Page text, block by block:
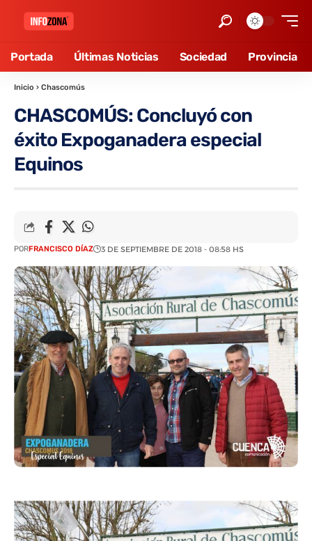
Portada Últimas Noticias Sociedad Provincia
Inicio › Chascomús
CHASCOMÚS: Concluyó con
éxito Expoganadera especial
Equinos
PORFRANCISCO DÍAZ 3 DE SEPTIEMBRE DE 2018 - 08:58 HS